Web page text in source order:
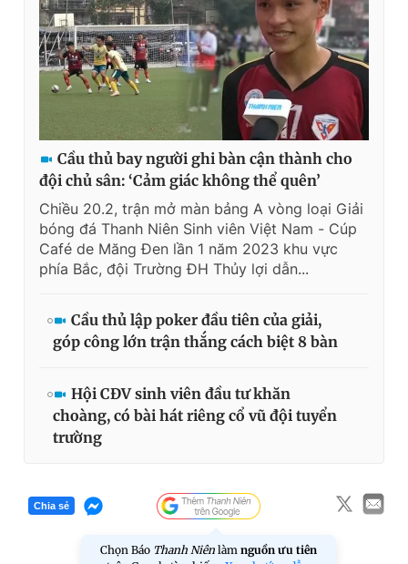
Cầu thủ bay người ghi bàn cận thành cho
đội chủ sân: ‘Cảm giác không thể quên’
Chiều 20.2, trận mở màn bảng A vòng loại Giải
bóng đá Thanh Niên Sinh viên Việt Nam - Cúp
Café de Măng Đen lần 1 năm 2023 khu vực
phía Bắc, đội Trường ĐH Thủy lợi dẫn...
Cầu thủ lập poker đầu tiên của giải,
góp công lớn trận thắng cách biệt 8 bàn
Hội CĐV sinh viên đầu tư khăn
choàng, có bài hát riêng cổ vũ đội tuyển
trường
Chia sẻ
Chọn Báo Thanh Niên làm nguồn ưu tiên